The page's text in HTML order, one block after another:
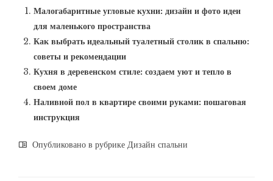
Малогабаритные угловые кухни: дизайн и фото идеи
для маленького пространства
Как выбрать идеальный туалетный столик в спальню:
советы и рекомендации
Кухня в деревенском стиле: создаем уют и тепло в
своем доме
Наливной пол в квартире своими руками: пошаговая
инструкция
Опубликовано в рубрике Дизайн спальни